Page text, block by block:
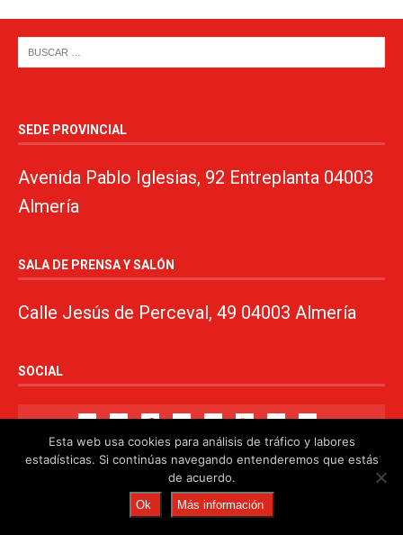
SEDE PROVINCIAL
Avenida Pablo Iglesias, 92 Entreplanta 04003
Almería
SALA DE PRENSA Y SALÓN
Calle Jesús de Perceval, 49 04003 Almería
SOCIAL
© 2024. PSOE de Almería · 950750000 ·www.psoealmeria.com
psoe@psoe-almeria.com·Aviso legal
Esta web usa cookies para análisis de tráfico y labores
estadísticas. Si continúas navegando entenderemos que estás
de acuerdo.
Ok Más información